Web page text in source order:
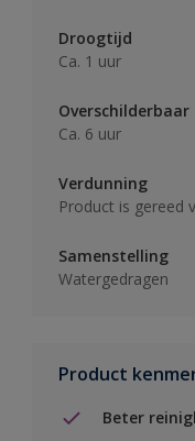
Droogtijd
Ca. 1 uur
Overschilderbaar
Ca. 6 uur
Verdunning
Product is gereed
Samenstelling
Watergedragen
Product
Beter